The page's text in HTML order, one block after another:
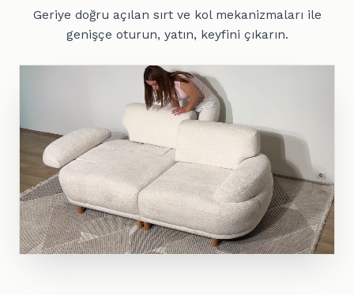
Geriye doğru açılan sırt ve kol mekanizmaları ile
genişçe oturun, yatın, keyfini çıkarın.